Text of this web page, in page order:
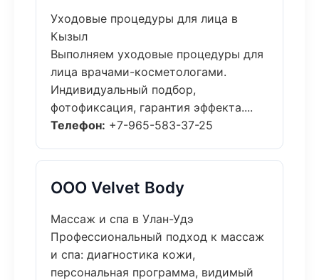
Уходовые процедуры для лица в
Кызыл
Выполняем уходовые процедуры для
лица врачами-косметологами.
Индивидуальный подбор,
фотофиксация, гарантия эффекта....
Телефон: +7-965-583-37-25
ООО Velvet Body
Массаж и спа в Улан-Удэ
Профессиональный подход к массаж
и спа: диагностика кожи,
персональная программа, видимый